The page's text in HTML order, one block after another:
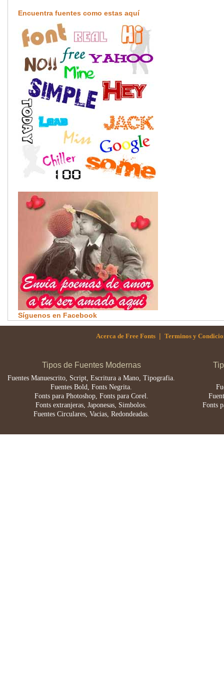
Encuentra fuentes como estas aquí
Síguenos en Facebook
Acerca de Free Fonts | Terminos y
Tipos de Fuentes Modernas
Fuentes Manuescrito, Script, Escritura a Mano, Tipografia.
Fuentes Bold, Fonts Negrita.
Fonts para Photoshop, Fonts para Corel.
Fonts extranjeras, Japonesas, Simbolos.
Fuentes Circulares, Vacias, Redondeadas.
Fonts